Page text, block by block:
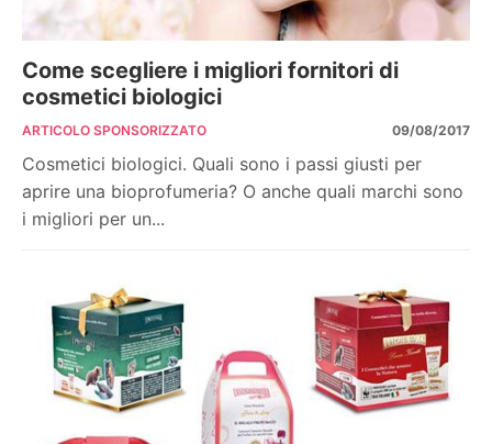
Come scegliere i migliori fornitori di
cosmetici biologici
ARTICOLO SPONSORIZZATO 09/08/2017
Cosmetici biologici. Quali sono i passi giusti per
aprire una bioprofumeria? O anche quali marchi sono
i migliori per un...